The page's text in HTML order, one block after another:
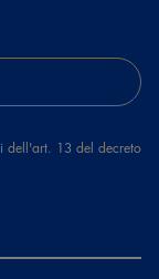
dell'art. 13 del decreto